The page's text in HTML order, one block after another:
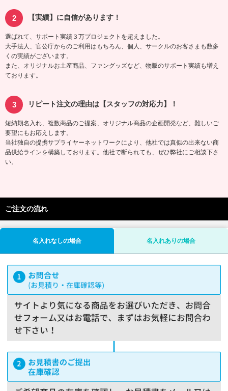
【実績】に自信があります！
選ばれて、サポート実績３万プロジェクトを超えました。
大手法人、官公庁からのご利用はもちろん、個人、サークルのお客さまも数多
くの実績がございます。
また、オリジナルお土産商品、ファングッズなど、物販のサポート実績も増え
ております。
リピート注文の理由は【スタッフの対応力】！
短納期名入れ、複数商品のご提案、オリジナル商品の企画開発など、難しいご
要望にもお応えします。
当社独自の提携サプライヤーネットワークにより、他社では真似の出来ない商
品供給ラインを構築しております。他社で断られても、ぜひ弊社にご相談下さ
い。
ご注文の流れ
名入れなしの場合 名入れありの場合